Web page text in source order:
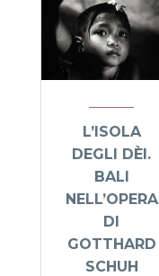
L’ISOLA
DEGLI DÈI.
BALI
NELL’OPERA
DI
GOTTHARD
SCHUH